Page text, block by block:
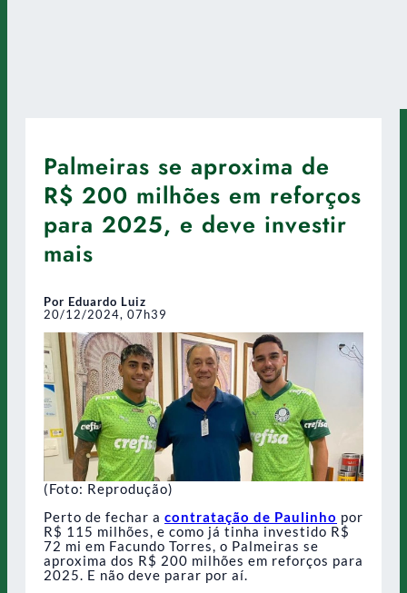
Palmeiras se aproxima de
R$ 200 milhões em reforços
para 2025, e deve investir
mais
Por Eduardo Luiz
20/12/2024, 07h39
(Foto: Reprodução)
Perto de fechar a contratação de Paulinho por
R$ 115 milhões, e como já tinha investido R$
72 mi em Facundo Torres, o Palmeiras se
aproxima dos R$ 200 milhões em reforços para
2025. E não deve parar por aí.